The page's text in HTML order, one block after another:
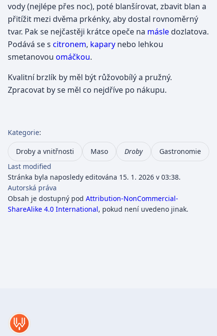
vody (nejlépe přes noc), poté blanšírovat, zbavit blan a
přitížit mezi dvěma prkénky, aby dostal rovnoměrný
tvar. Pak se nejčastěji krátce opeče na másle dozlatova.
Podává se s citronem, kapary nebo lehkou
smetanovou omáčkou.
Kvalitní brzlík by měl být růžovobílý a pružný.
Zpracovat by se měl co nejdříve po nákupu.
Kategorie:
Droby a vnitřnosti Maso Droby
Gastronomie
Last modified
Stránka byla naposledy editována 15. 1. 2026 v 03:38.
Autorská práva
Obsah je dostupný pod Attribution-NonCommercial-
ShareAlike 4.0 International, pokud není uvedeno jinak.